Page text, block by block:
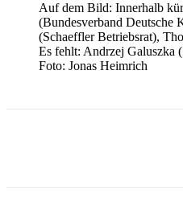
Auf dem Bild: Innerhalb
(Bundesverband Deutsche
(Schaeffler Betriebsrat),
Es fehlt: Andrzej Galuszka
Foto: Jonas Heimrich